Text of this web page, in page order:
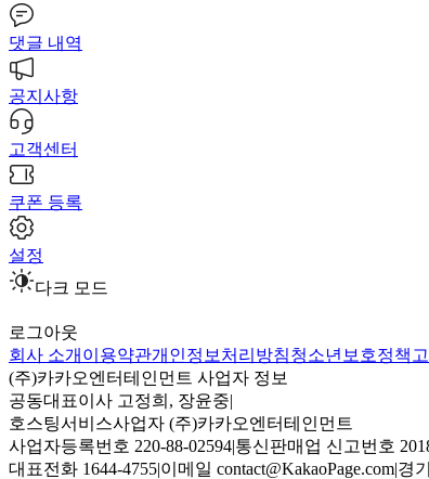
댓글 내역
공지사항
고객센터
쿠폰 등록
설정
다크 모드
로그아웃
회사 소개 이용약관개인정보처리방침청소년보호정책
(주)카카오엔터테인먼트 사업자 정보
공동대표이사 고정희, 장윤중|
호스팅서비스사업자 (주)카카오엔터테인먼트
사업자등록번호 220-88-02594|통신판매업 신고번호
대표전화 1644-4755|이메일 contact@KakaoPage.com|경